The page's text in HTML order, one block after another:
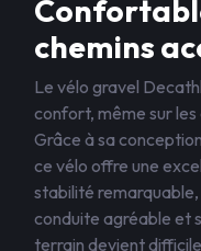
chemins
Le vélo gravel
confort, même sur les
Grâce à sa
ce vélo offre une
stabilité
conduite agréable et
terrain devient